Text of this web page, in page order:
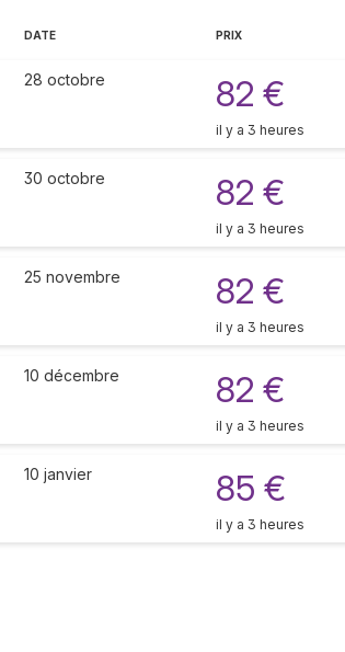
DATE PRIX
28 octobre 82 €
il y a 3 heures
30 octobre 82 €
il y a 3 heures
25 novembre 82 €
il y a 3 heures
10 décembre 82 €
il y a 3 heures
10 janvier 85 €
il y a 3 heures